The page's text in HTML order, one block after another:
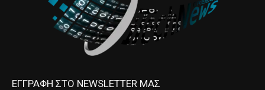
ΕΓΓΡΑΦΗ ΣΤΟ NEWSLETTER ΜΑΣ